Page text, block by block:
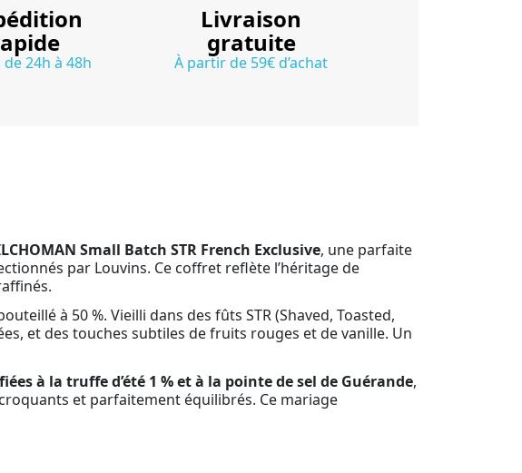
de 24h à 48h
Livraison
gratuite
À partir de 59€ d’achat
Small Batch STR French Exclusive, une parfaite
par Louvins. Ce coffret reflète l’héritage de
à 50 %. Vieilli dans des fûts STR (Shaved, Toasted,
et des touches subtiles de fruits rouges et de vanille. Un
à la truffe d’été 1 % et à la pointe de sel de Guérande,
et parfaitement équilibrés. Ce mariage